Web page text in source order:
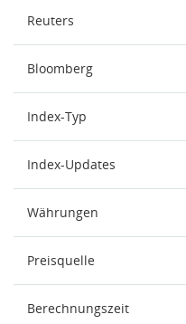
Reuters
Bloomberg
Index-Typ
Index-Updates
Währungen
Preisquelle
Berechnungszeit